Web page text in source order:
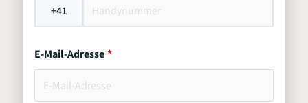
+41
E-Mail-Adresse